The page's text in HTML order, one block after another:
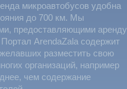
микроавтобусов удобна
до 700 км. Мы
предоставляющими аренду
ArendaZala содержит
разместить свою
организаций, например
чем содержание